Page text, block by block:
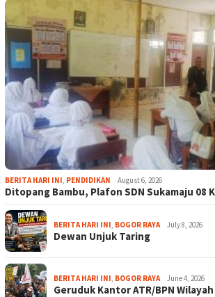
BERITA HARI INI PENDIDIKAN August 6, 2026
Ditopang Bambu, Plafon SDN Sukamaju 08
BERITA HARI INI BOGOR RAYA July 8, 2026
Dewan Unjuk Taring
BERITA HARI INI BOGOR RAYA June 4, 2026
Geruduk Kantor ATR/BPN